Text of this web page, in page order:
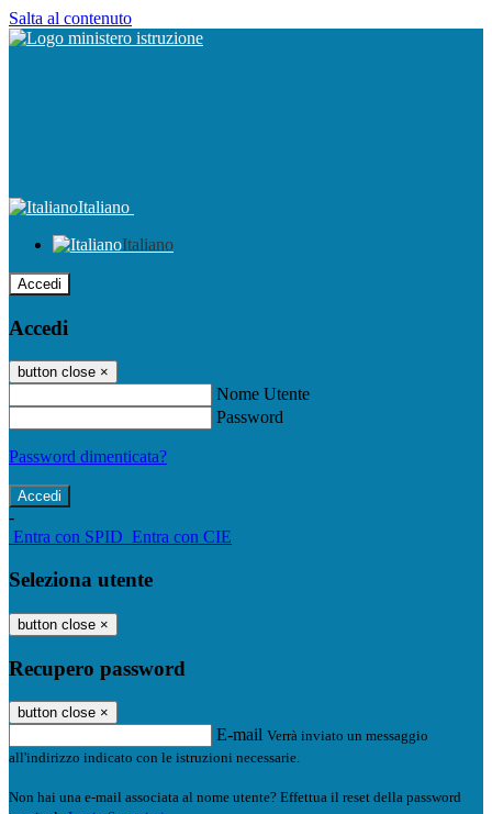
Salta al contenuto
Italiano
Italiano
Accedi
Accedi
button close ×
Nome Utente
Password
Password dimenticata?
-
Entra con SPID Entra con CIE
Seleziona utente
button close ×
Recupero password
button close ×
E-mail Verrà inviato un messaggio
all'indirizzo indicato con le istruzioni necessarie.
Non hai una e-mail associata al nome utente? Effettua il reset della password